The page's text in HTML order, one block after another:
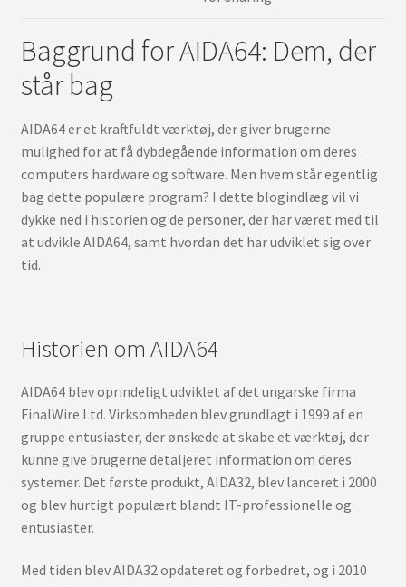
Baggrund for AIDA64: Dem, der
står bag
AIDA64 er et kraftfuldt værktøj, der giver brugerne
mulighed for at få dybdegående information om deres
computers hardware og software. Men hvem står egentlig
bag dette populære program? I dette blogindlæg vil vi
dykke ned i historien og de personer, der har været med til
at udvikle AIDA64, samt hvordan det har udviklet sig over
tid.
Historien om AIDA64
AIDA64 blev oprindeligt udviklet af det ungarske firma
FinalWire Ltd. Virksomheden blev grundlagt i 1999 af en
gruppe entusiaster, der ønskede at skabe et værktøj, der
kunne give brugerne detaljeret information om deres
systemer. Det første produkt, AIDA32, blev lanceret i 2000
og blev hurtigt populært blandt IT-professionelle og
entusiaster.
Med tiden blev AIDA32 opdateret og forbedret, og i 2010